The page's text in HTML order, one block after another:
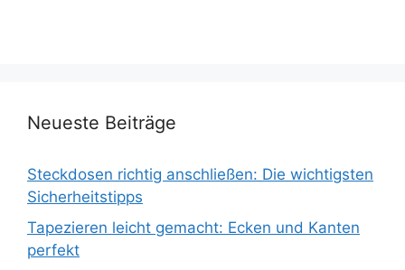
Neueste Beiträge
Steckdosen richtig anschließen: Die wichtigsten
Sicherheitstipps
Tapezieren leicht gemacht: Ecken und Kanten
perfekt